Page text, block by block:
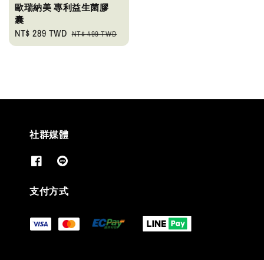
歐瑞納美 專利益生菌膠
囊
Sale
price
NT$ 289 TWD Regular
price
NT$ 499 TWD
社群媒體
支付方式